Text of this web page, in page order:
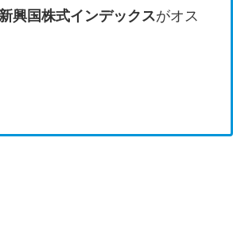
興国株式インデックスがオス